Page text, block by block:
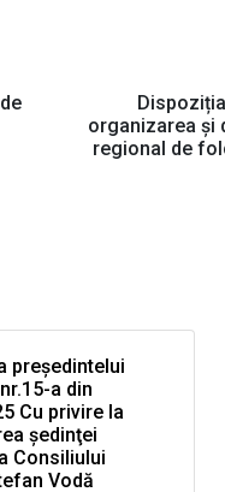
organizarea şi
regional de
președintelui
a din
Cu privire la
şedinţei
Consiliului
Vodă